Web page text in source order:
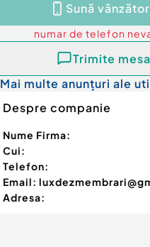
Sună
numar de telefon
Trimite
Mai multe anunțuri ale
Despre companie
Nume Firma:
Cui:
Telefon:
Email:
Adresa: